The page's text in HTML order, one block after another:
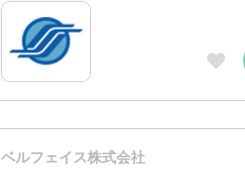
ベルフェイス株式会社